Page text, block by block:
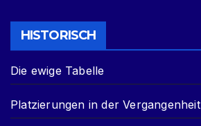
HISTORISCH
Die ewige Tabelle
Platzierungen in der Vergangenheit